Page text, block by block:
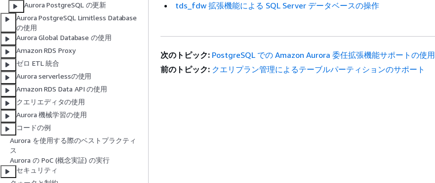
Aurora PostgreSQL の更新
Aurora PostgreSQL Limitless Database
の使用
Aurora Global Database の使用
Amazon RDS Proxy
ゼロ ETL 統合
Aurora serverlessの使用
Amazon RDS Data API の使用
クエリエディタの使用
Aurora 機械学習の使用
コードの例
Aurora を使用する際のベストプラクティ
ス
Aurora の PoC (概念実証) の実行
セキュリティ
tds_fdw 拡張機能による SQL Server データベースの操作
次のトピック: PostgreSQL での Amazon Aurora 委任拡張機能サポートの使用
前のトピック: クエリプラン管理によるテーブルパーティションのサポート